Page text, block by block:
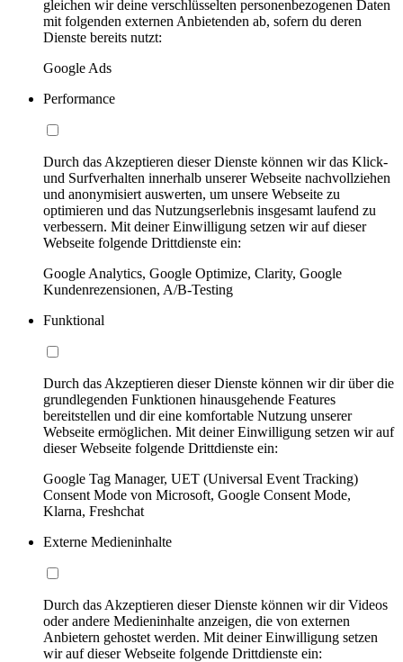
gleichen wir deine verschlüsselten personenbezogenen Daten
mit folgenden externen Anbietenden ab, sofern du deren
Dienste bereits nutzt:
Google Ads
Performance
Durch das Akzeptieren dieser Dienste können wir das Klick-
und Surfverhalten innerhalb unserer Webseite nachvollziehen
und anonymisiert auswerten, um unsere Webseite zu
optimieren und das Nutzungserlebnis insgesamt laufend zu
verbessern. Mit deiner Einwilligung setzen wir auf dieser
Webseite folgende Drittdienste ein:
Google Analytics, Google Optimize, Clarity, Google
Kundenrezensionen, A/B-Testing
Funktional
Durch das Akzeptieren dieser Dienste können wir dir über die
grundlegenden Funktionen hinausgehende Features
bereitstellen und dir eine komfortable Nutzung unserer
Webseite ermöglichen. Mit deiner Einwilligung setzen wir auf
dieser Webseite folgende Drittdienste ein:
Google Tag Manager, UET (Universal Event Tracking)
Consent Mode von Microsoft, Google Consent Mode,
Klarna, Freshchat
Externe Medieninhalte
Durch das Akzeptieren dieser Dienste können wir dir Videos
oder andere Medieninhalte anzeigen, die von externen
Anbietern gehostet werden. Mit deiner Einwilligung setzen
wir auf dieser Webseite folgende Drittdienste ein: